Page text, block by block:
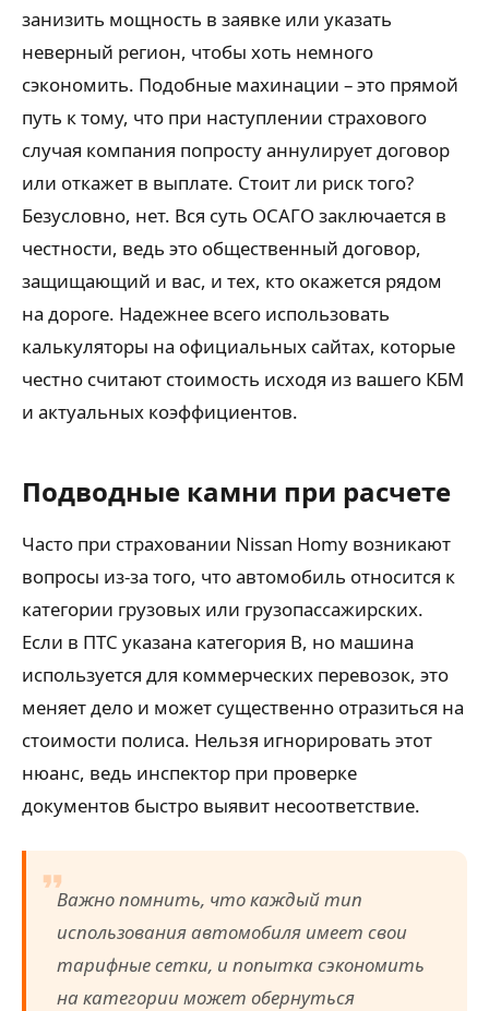
занизить мощность в заявке или указать
неверный регион, чтобы хоть немного
сэкономить. Подобные махинации – это прямой
путь к тому, что при наступлении страхового
случая компания попросту аннулирует договор
или откажет в выплате. Стоит ли риск того?
Безусловно, нет. Вся суть ОСАГО заключается в
честности, ведь это общественный договор,
защищающий и вас, и тех, кто окажется рядом
на дороге. Надежнее всего использовать
калькуляторы на официальных сайтах, которые
честно считают стоимость исходя из вашего КБМ
и актуальных коэффициентов.
Подводные камни при расчете
Часто при страховании Nissan Homy возникают
вопросы из-за того, что автомобиль относится к
категории грузовых или грузопассажирских.
Если в ПТС указана категория B, но машина
используется для коммерческих перевозок, это
меняет дело и может существенно отразиться на
стоимости полиса. Нельзя игнорировать этот
нюанс, ведь инспектор при проверке
документов быстро выявит несоответствие.
Важно помнить, что каждый тип
использования автомобиля имеет свои
тарифные сетки, и попытка сэкономить
на категории может обернуться